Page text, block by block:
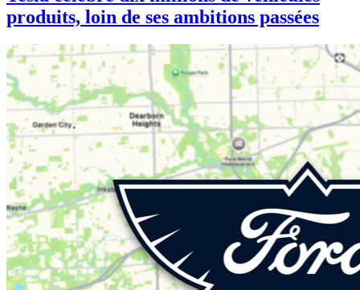
produits, loin de ses ambitions passées